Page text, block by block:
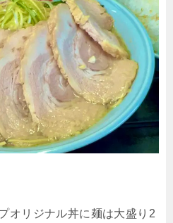
オリジナル丼に麺は大盛り2